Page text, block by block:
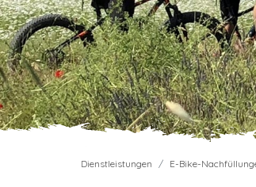
Dienstleistungen E-Bike-